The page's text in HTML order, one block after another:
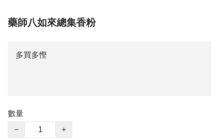
藥師八如來總集香粉
多買多慳
數量
−
+